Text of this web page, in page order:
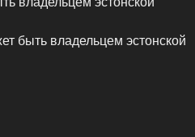
быть владельцем эстонской